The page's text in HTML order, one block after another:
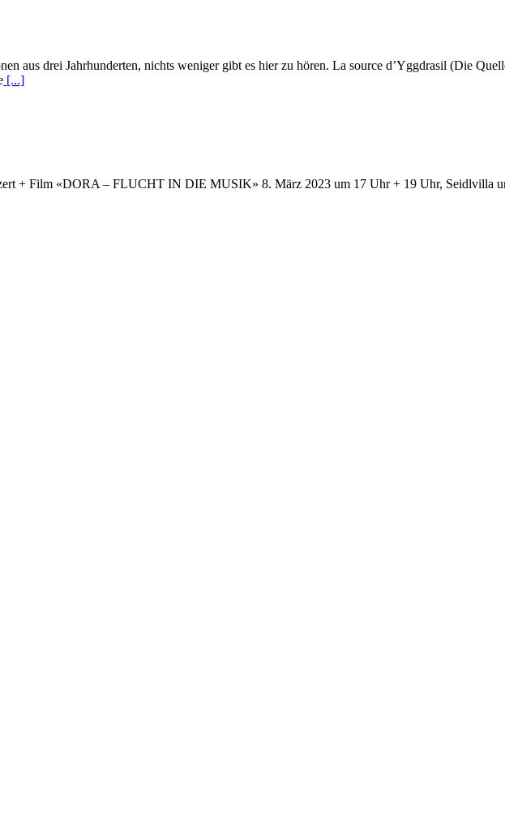
aus drei Jahrhunderten, nichts weniger gibt es hier zu hören. La source d’Yggdrasil (Die
[...]
+ Film «DORA – FLUCHT IN DIE MUSIK» 8. März 2023 um 17 Uhr + 19 Uhr, Seidlvilla